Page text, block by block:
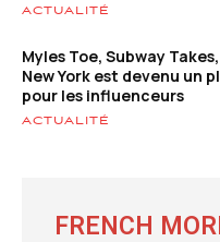
ACTUALITÉ
Myles Toe, Subway
New York est devenu un
pour les influenceurs
ACTUALITÉ
FRENCH